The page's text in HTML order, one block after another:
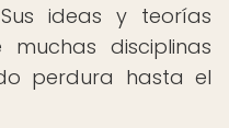
ideas y teorías
disciplinas
perdura hasta el